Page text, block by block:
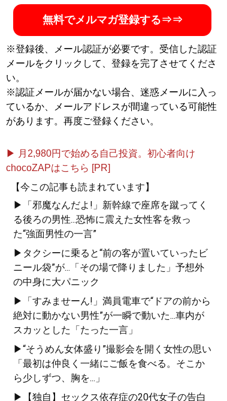
無料でメルマガ登録する⇒⇒
※登録後、メール認証が必要です。受信した認証
メールをクリックして、登録を完了させてくださ
い。
※認証メールが届かない場合、迷惑メールに入っ
ているか、メールアドレスが間違っている可能性
があります。再度ご登録ください。
▶ 月2,980円で始める自己投資。初心者向け
chocoZAPはこちら [PR]
【今この記事も読まれています】
▶「邪魔なんだよ!」新幹線で座席を蹴ってく
る後ろの男性...恐怖に震えた女性客を救っ
た“強面男性の一言”
▶タクシーに乗ると“前の客が置いていったビ
ニール袋”が...「その場で降りました」予想外
の中身に大パニック
▶「すみませーん!」満員電車で“ドアの前から
絶対に動かない男性”が一瞬で動いた...車内が
スカッとした「たった一言」
▶“そうめん女体盛り”撮影会を開く女性の思い
「最初は仲良く一緒にご飯を食べる。そこか
ら少しずつ、胸を...」
▶【独自】セックス依存症の20代女子の告白